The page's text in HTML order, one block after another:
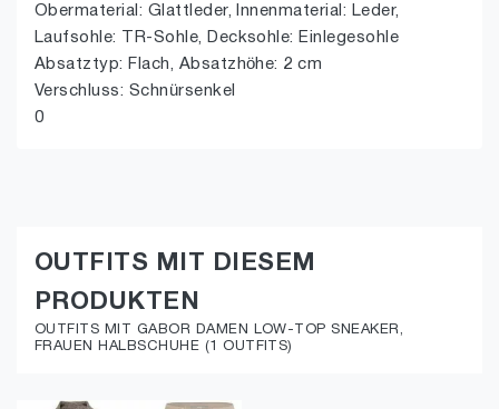
Obermaterial: Glattleder, Innenmaterial: Leder,
Laufsohle: TR-Sohle, Decksohle: Einlegesohle
Absatztyp: Flach, Absatzhöhe: 2 cm
Verschluss: Schnürsenkel
0
OUTFITS MIT DIESEM
PRODUKTEN
OUTFITS MIT GABOR DAMEN LOW-TOP SNEAKER,
FRAUEN HALBSCHUHE (1 OUTFITS)